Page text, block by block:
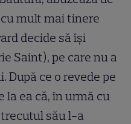
mult mai tinere
decide să îşi
Saint), pe care nu a
După ce o revede pe
la ea că, în urmă cu
său l-a